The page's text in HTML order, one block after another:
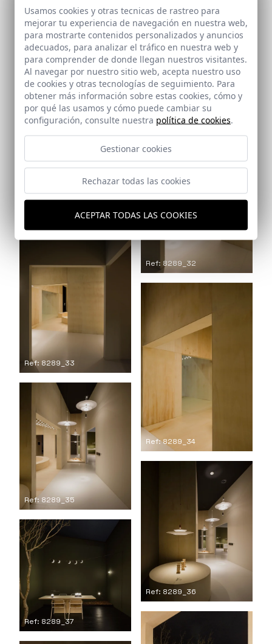
Ref: 8289_28
Ref: 8289_29
Ref: 8289_30
Ref: 8289_32
Ref: 8289_33
Ref: 8289_34
Ref: 8289_35
Ref: 8289_36
Ref: 8289_37
Usamos cookies y otras tecnicas de rastreo para
mejorar tu experiencia de navegación en nuestra web,
para mostrarte contenidos personalizados y anuncios
adecuados, para analizar el tráfico en nuestra web y
para comprender de donde llegan nuestros visitantes.
Al navegar por nuestro sitio web, acepta nuestro uso
de cookies y otras tecnologías de seguimiento. Para
obtener más información sobre estas cookies, cómo y
por qué las usamos y cómo puede cambiar su
configuración, consulte nuestra política de cookies.
Gestionar cookies
Rechazar todas las cookies
ACEPTAR TODAS LAS COOKIES